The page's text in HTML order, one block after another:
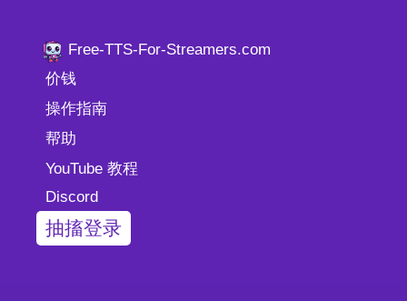
Free-TTS-For-Streamers.com
价钱
操作指南
帮助
YouTube 教程
Discord
抽搐登录